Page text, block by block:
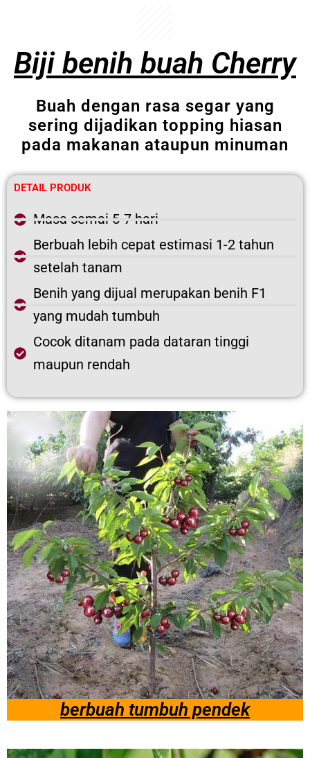
Biji benih buah Cherry
Buah dengan rasa segar yang
sering dijadikan topping hiasan
pada makanan ataupun minuman
DETAIL PRODUK
Masa semai 5-7 hari
Berbuah lebih cepat estimasi 1-2 tahun
setelah tanam
Benih yang dijual merupakan benih F1
yang mudah tumbuh
Cocok ditanam pada dataran tinggi
maupun rendah
berbuah tumbuh pendek